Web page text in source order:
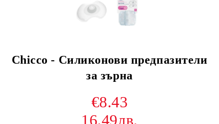
Chicco - Силиконови предпазители
за зърна
€8.43
16.49лв.